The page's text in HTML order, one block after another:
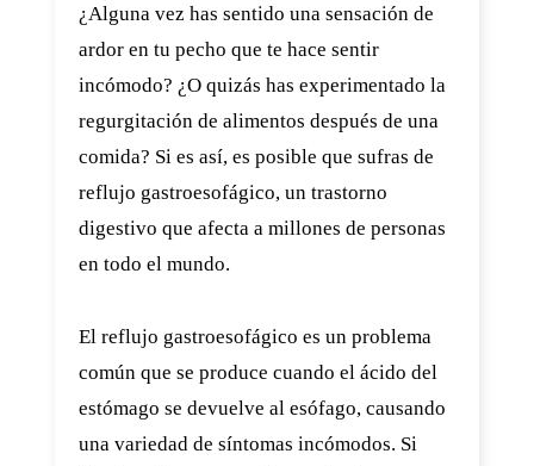
¿Alguna vez has sentido una sensación de
ardor en tu pecho que te hace sentir
incómodo? ¿O quizás has experimentado la
regurgitación de alimentos después de una
comida? Si es así, es posible que sufras de
reflujo gastroesofágico, un trastorno
digestivo que afecta a millones de personas
en todo el mundo.
El reflujo gastroesofágico es un problema
común que se produce cuando el ácido del
estómago se devuelve al esófago, causando
una variedad de síntomas incómodos. Si